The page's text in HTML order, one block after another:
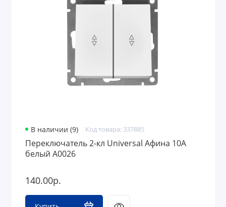
В наличии (9) Код товара: 337885
Переключатель 2-кл Universal Афина 10А
белый A0026
140.00р.